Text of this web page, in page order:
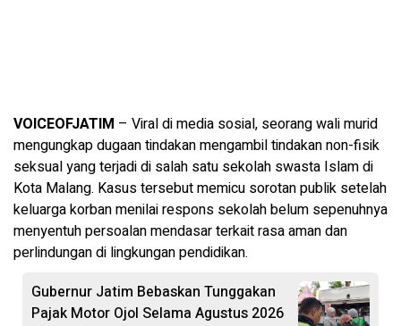
VOICEOFJATIM – Viral di media sosial, seorang wali murid
mengungkap dugaan tindakan mengambil tindakan non-fisik
seksual yang terjadi di salah satu sekolah swasta Islam di
Kota Malang. Kasus tersebut memicu sorotan publik setelah
keluarga korban menilai respons sekolah belum sepenuhnya
menyentuh persoalan mendasar terkait rasa aman dan
perlindungan di lingkungan pendidikan.
Gubernur Jatim Bebaskan Tunggakan
Pajak Motor Ojol Selama Agustus 2026